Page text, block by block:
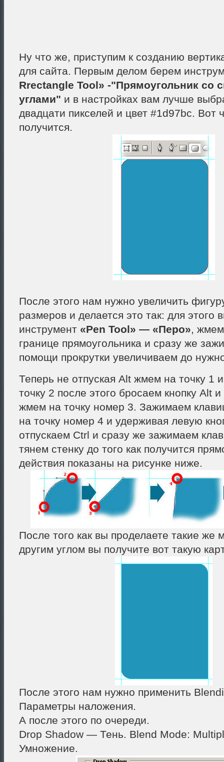
Ну что же, приступим к созданию
для сайта. Первым делом берем
Rrectangle Tool» -"Прямоугольник со
углами" и в настройках вам лучше
двадцати пикселей и цвет #1d97bc. Вот
получится.
После этого нам нужно увеличить
размеров и делается это так: для этого
инструмент «Pen Tool» — «Перо»,
границе прямоугольника и сразу же
помощи прокрутки увеличиваем до
Теперь не отпуская Alt жмем на точку 1
точку 2 после этого бросаем кнопку Alt и
жмем на точку номер 3. Зажимаем
на точку номер 4 и удерживая левую
отпускаем Ctrl и сразу же зажимаем
тянем стенку до того как получится
действия показаны на рисунке ниже.
После того как вы проделаете такие же
другим углом вы получите вот такую
После этого нам нужно применить
Параметры наложения.
А после этого по очереди.
Drop Shadow — Тень. Blend Mode:
Умножение.